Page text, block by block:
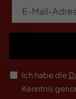
Ich habe die
Kenntnis